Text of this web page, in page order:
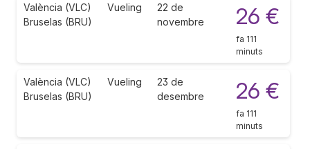
València (VLC)
Bruselas (BRU)
Vueling
22 de
novembre
26 €
fa 111
minuts
València (VLC)
Bruselas (BRU)
Vueling
23 de
desembre
26 €
fa 111
minuts